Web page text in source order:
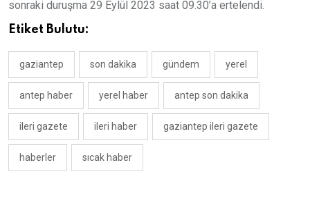
sonraki duruşma 29 Eylül 2023 saat 09.30’a ertelendi.
Etiket Bulutu:
gaziantep son dakika gündem yerel
antep haber yerel haber antep son dakika
ileri gazete ileri haber gaziantep ileri gazete
haberler sıcak haber